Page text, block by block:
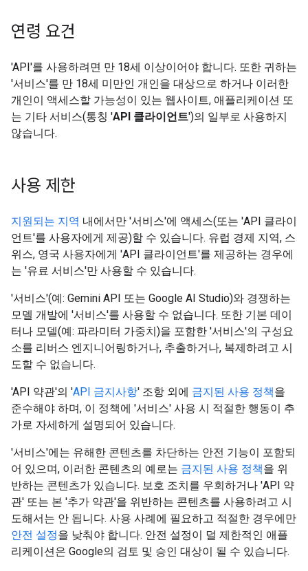
연령 요건
'API'를 사용하려면 만 18세 이상이어야 합니다. 또한 귀하는
'서비스'를 만 18세 미만인 개인을 대상으로 하거나 이러한
개인이 액세스할 가능성이 있는 웹사이트, 애플리케이션 또
는 기타 서비스(통칭 'API 클라이언트')의 일부로 사용하지
않습니다.
사용 제한
지원되는 지역 내에서만 '서비스'에 액세스(또는 'API 클라이
언트'를 사용자에게 제공)할 수 있습니다. 유럽 경제 지역, 스
위스, 영국 사용자에게 'API 클라이언트'를 제공하는 경우에
는 '유료 서비스'만 사용할 수 있습니다.
'서비스'(예: Gemini API 또는 Google AI Studio)와 경쟁하는
모델 개발에 '서비스'를 사용할 수 없습니다. 또한 기본 데이
터나 모델(예: 파라미터 가중치)을 포함한 '서비스'의 구성요
소를 리버스 엔지니어링하거나, 추출하거나, 복제하려고 시
도할 수 없습니다.
'API 약관'의 'API 금지사항' 조항 외에 금지된 사용 정책을
준수해야 하며, 이 정책에 '서비스' 사용 시 적절한 행동이 추
가로 자세하게 설명되어 있습니다.
'서비스'에는 유해한 콘텐츠를 차단하는 안전 기능이 포함되
어 있으며, 이러한 콘텐츠의 예로는 금지된 사용 정책을 위
반하는 콘텐츠가 있습니다. 보호 조치를 우회하거나 'API 약
관' 또는 본 '추가 약관'을 위반하는 콘텐츠를 사용하려고 시
도해서는 안 됩니다. 사용 사례에 필요하고 적절한 경우에만
안전 설정을 낮춰야 합니다. 안전 설정이 덜 제한적인 애플
리케이션은 Google의 검토 및 승인 대상이 될 수 있습니다.